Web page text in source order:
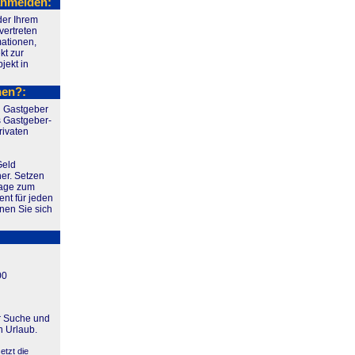
Ihrem
zur
in
Gastgeber
Gastgeber-
Setzen
zum
für jeden
Sie sich
und
Urlaub.
die